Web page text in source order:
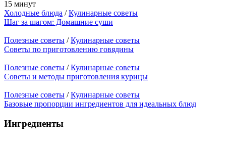
15 минут
Холодные блюда /Кулинарные советы
Шаг за шагом: Домашние суши
Полезные советы /Кулинарные советы
Советы по приготовлению говядины
Полезные советы /Кулинарные советы
Советы и методы приготовления курицы
Полезные советы /Кулинарные советы
Базовые пропорции ингредиентов для идеальных блюд
Ингредиенты